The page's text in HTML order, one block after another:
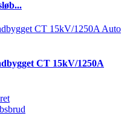
CT 15kV/1250A